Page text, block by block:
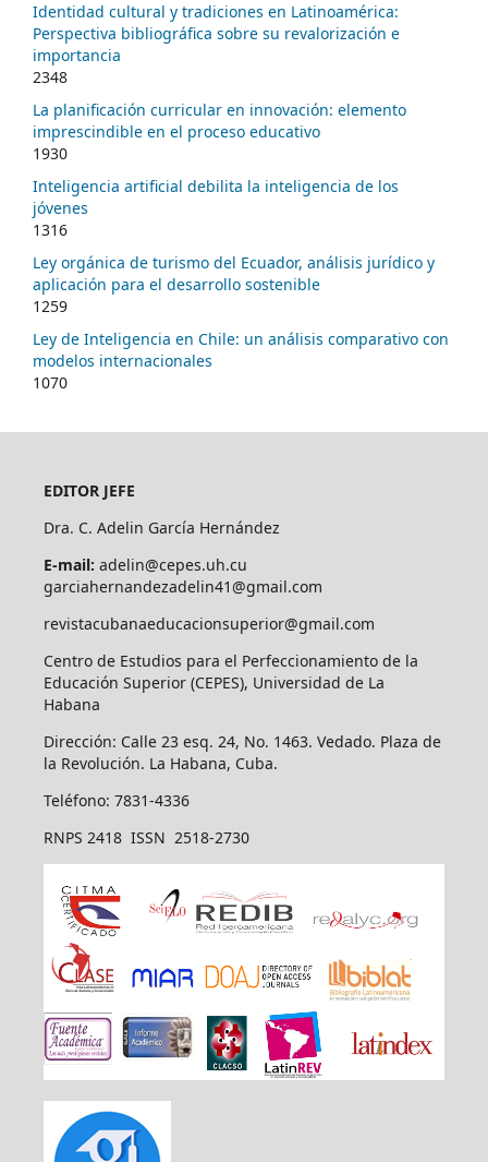
Identidad cultural y tradiciones en Latinoamérica:
Perspectiva bibliográfica sobre su revalorización e
importancia
2348
La planificación curricular en innovación: elemento
imprescindible en el proceso educativo
1930
Inteligencia artificial debilita la inteligencia de los
jóvenes
1316
Ley orgánica de turismo del Ecuador, análisis jurídico y
aplicación para el desarrollo sostenible
1259
Ley de Inteligencia en Chile: un análisis comparativo con
modelos internacionales
1070
EDITOR JEFE
Dra. C. Adelin García Hernández
E-mail: adelin@cepes.uh.cu
garciahernandezadelin41@gmail.com
revistacubanaeducacionsuperior@gmail.com
Centro de Estudios para el Perfeccionamiento de la
Educación Superior (CEPES), Universidad de La
Habana
Dirección: Calle 23 esq. 24, No. 1463. Vedado. Plaza de
la Revolución. La Habana, Cuba.
Teléfono: 7831-4336
RNPS 2418 ISSN 2518-2730